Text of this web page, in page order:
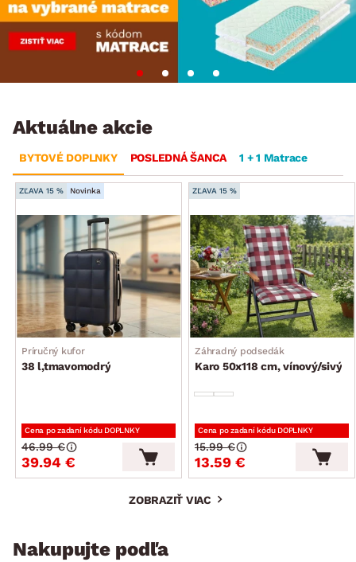
Aktuálne akcie
BYTOVÉ DOPLNKY POSLEDNÁ ŠANCA 1 + 1 Matrace
ZĽAVA 15 % Novinka
Príručný kufor
38 l,tmavomodrý
Cena po zadaní kódu DOPLNKY
39.94 €
46.99 €
ZĽAVA 15 %
Záhradný podsedák
Karo 50x118 cm, vínový/sivý
Cena po zadaní kódu DOPLNKY
13.59 €
15.99 €
ZOBRAZIŤ VIAC
Nakupujte podľa